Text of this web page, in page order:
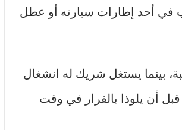
في أحد إطارات سيارته أو عطل
بينما يستغل شريك له انشغال
قبل أن يلوذا بالفرار في وقت